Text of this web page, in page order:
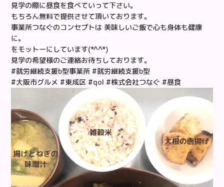
見学の際に昼食を食べていって下さい。
もちろん無料で提供させて頂いております。
事業所つなぐのコンセプトは 美味しいご飯で心も身体も健康
に。
をモットーにしています(*^^*)
見学の希望様のご連絡お待ちしております。
#就労継続支援b型事業所 #就労継続支援b型
#大阪市グルメ #東成区 #qol #株式会社つなぐ #昼食